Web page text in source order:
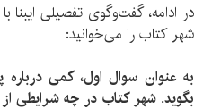
در ادامه، گفت‌وگوی تفصیلی
شهر کتاب را می‌خوانید:
بگوید. شهر کتاب در چه شرایطی از